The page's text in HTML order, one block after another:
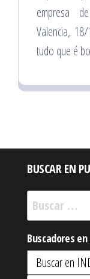
empresa
Valencia,
tudo que é
BUSCAR EN
Buscar:
Buscadores